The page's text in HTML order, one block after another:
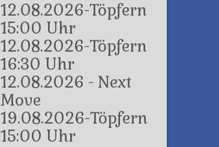
12.08.2026-Töpfern
15:00 Uhr
12.08.2026-Töpfern
16:30 Uhr
12.08.2026 - Next
Move
19.08.2026-Töpfern
15:00 Uhr